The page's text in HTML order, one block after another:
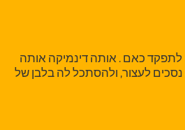
כאם . אותה דינמיקה אותה
נסכים לעצור, ולהסתכל לה בלבן של